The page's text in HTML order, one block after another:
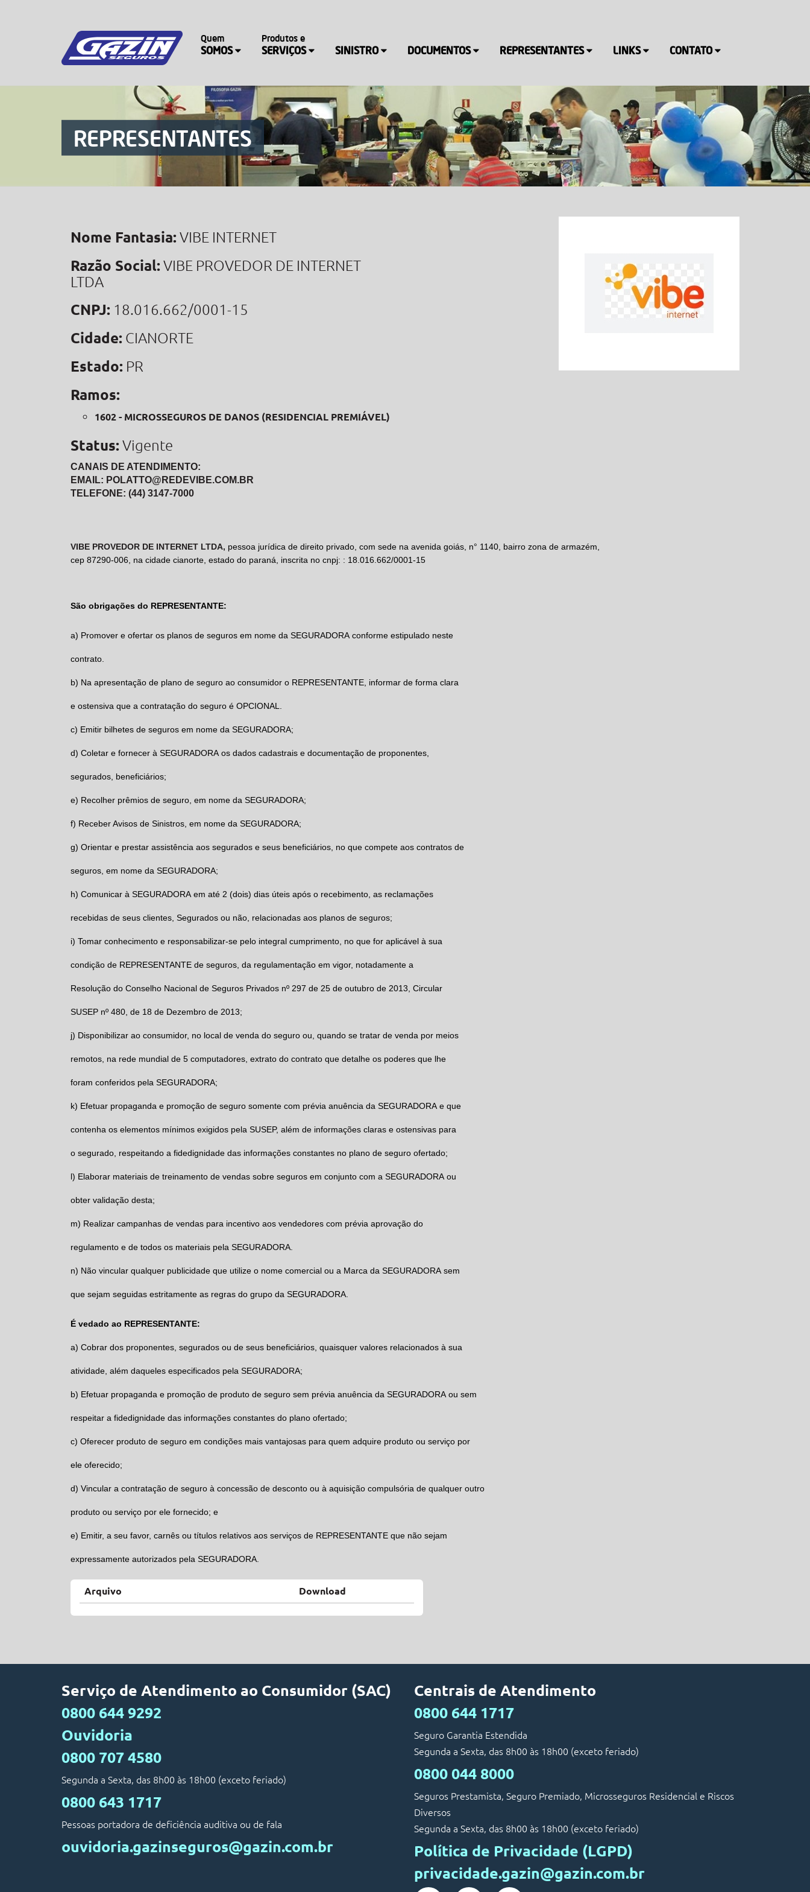
Quem
SOMOS
Produtos e
SERVIÇOS SINISTRO DOCUMENTOS REPRESENTANTES LINKS CONTATO
REPRESENTANTES
Nome Fantasia: VIBE INTERNET
Razão Social: VIBE PROVEDOR DE INTERNET
LTDA
CNPJ: 18.016.662/0001-15
Cidade: CIANORTE
Estado: PR
Ramos:
1602 - MICROSSEGUROS DE DANOS (RESIDENCIAL PREMIÁVEL)
Status: Vigente
CANAIS DE ATENDIMENTO:
EMAIL: POLATTO@REDEVIBE.COM.BR
TELEFONE: (44) 3147-7000
VIBE PROVEDOR DE INTERNET LTDA, pessoa jurídica de direito privado, com sede na avenida goiás, n° 1140, bairro zona de armazém,
cep 87290-006, na cidade cianorte, estado do paraná, inscrita no cnpj: : 18.016.662/0001-15
São obrigações do REPRESENTANTE:
a) Promover e ofertar os planos de seguros em nome da SEGURADORA conforme estipulado neste
contrato.
b) Na apresentação de plano de seguro ao consumidor o REPRESENTANTE, informar de forma clara
e ostensiva que a contratação do seguro é OPCIONAL.
c) Emitir bilhetes de seguros em nome da SEGURADORA;
d) Coletar e fornecer à SEGURADORA os dados cadastrais e documentação de proponentes,
segurados, beneficiários;
e) Recolher prêmios de seguro, em nome da SEGURADORA;
f) Receber Avisos de Sinistros, em nome da SEGURADORA;
g) Orientar e prestar assistência aos segurados e seus beneficiários, no que compete aos contratos de
seguros, em nome da SEGURADORA;
h) Comunicar à SEGURADORA em até 2 (dois) dias úteis após o recebimento, as reclamações
recebidas de seus clientes, Segurados ou não, relacionadas aos planos de seguros;
i) Tomar conhecimento e responsabilizar-se pelo integral cumprimento, no que for aplicável à sua
condição de REPRESENTANTE de seguros, da regulamentação em vigor, notadamente a
Resolução do Conselho Nacional de Seguros Privados nº 297 de 25 de outubro de 2013, Circular
SUSEP nº 480, de 18 de Dezembro de 2013;
j) Disponibilizar ao consumidor, no local de venda do seguro ou, quando se tratar de venda por meios
remotos, na rede mundial de 5 computadores, extrato do contrato que detalhe os poderes que lhe
foram conferidos pela SEGURADORA;
k) Efetuar propaganda e promoção de seguro somente com prévia anuência da SEGURADORA e que
contenha os elementos mínimos exigidos pela SUSEP, além de informações claras e ostensivas para
o segurado, respeitando a fidedignidade das informações constantes no plano de seguro ofertado;
l) Elaborar materiais de treinamento de vendas sobre seguros em conjunto com a SEGURADORA ou
obter validação desta;
m) Realizar campanhas de vendas para incentivo aos vendedores com prévia aprovação do
regulamento e de todos os materiais pela SEGURADORA
n) Não vincular qualquer publicidade que utilize o nome comercial ou a Marca da SEGURADORA sem
que sejam seguidas estritamente as regras do grupo da SEGURADORA
É vedado ao REPRESENTANTE:
a) Cobrar dos proponentes, segurados ou de seus beneficiários, quaisquer valores relacionados à sua
atividade, além daqueles especificados pela SEGURADORA;
b) Efetuar propaganda e promoção de produto de seguro sem prévia anuência da SEGURADORA ou sem
respeitar a fidedignidade das informações constantes do plano ofertado;
c) Oferecer produto de seguro em condições mais vantajosas para quem adquire produto ou serviço por
ele oferecido;
d) Vincular a contratação de seguro à concessão de desconto ou à aquisição compulsória de qualquer outro
produto ou serviço por ele fornecido; e
e) Emitir, a seu favor, carnês ou títulos relativos aos serviços de REPRESENTANTE que não sejam
expressamente autorizados pela SEGURADORA.
Arquivo Download
Serviço de Atendimento ao Consumidor (SAC)
0800 644 9292
Ouvidoria
0800 707 4580
Segunda a Sexta, das 8h00 às 18h00 (exceto feriado)
0800 643 1717
Pessoas portadora de deficiência auditiva ou de fala
ouvidoria.gazinseguros@gazin.com.br
Centrais de Atendimento
0800 644 1717
Seguro Garantia Estendida
Segunda a Sexta, das 8h00 às 18h00 (exceto feriado)
0800 044 8000
Seguros Prestamista, Seguro Premiado, Microsseguros Residencial e Riscos
Diversos
Segunda a Sexta, das 8h00 às 18h00 (exceto feriado)
Política de Privacidade (LGPD)
privacidade.gazin@gazin.com.br